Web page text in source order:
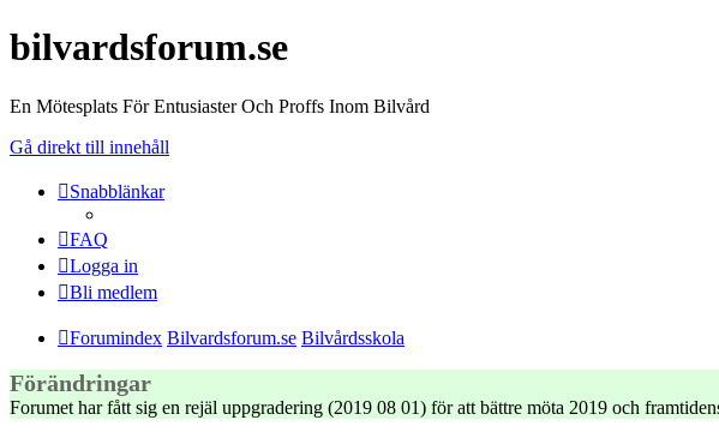
bilvardsforum.se
En Mötesplats För Entusiaster Och Proffs Inom Bilvård
Gå direkt till innehåll
Snabblänkar
FAQ
Logga in
Bli medlem
Forumindex Bilvardsforum.se Bilvårdsskola
Förändringar
Forumet har fått sig en rejäl uppgradering (2019 08 01) för att bättre möta 2019 och